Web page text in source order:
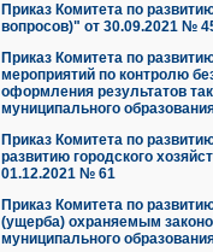
Приказ Комитета по
вопросов)" от 30.09.2021 №
Приказ Комитета по
мероприятий по контролю
оформления результатов
муниципального
Приказ Комитета по
развитию городского
01.12.2021 № 61
Приказ Комитета по
(ущерба) охраняемым
муниципального